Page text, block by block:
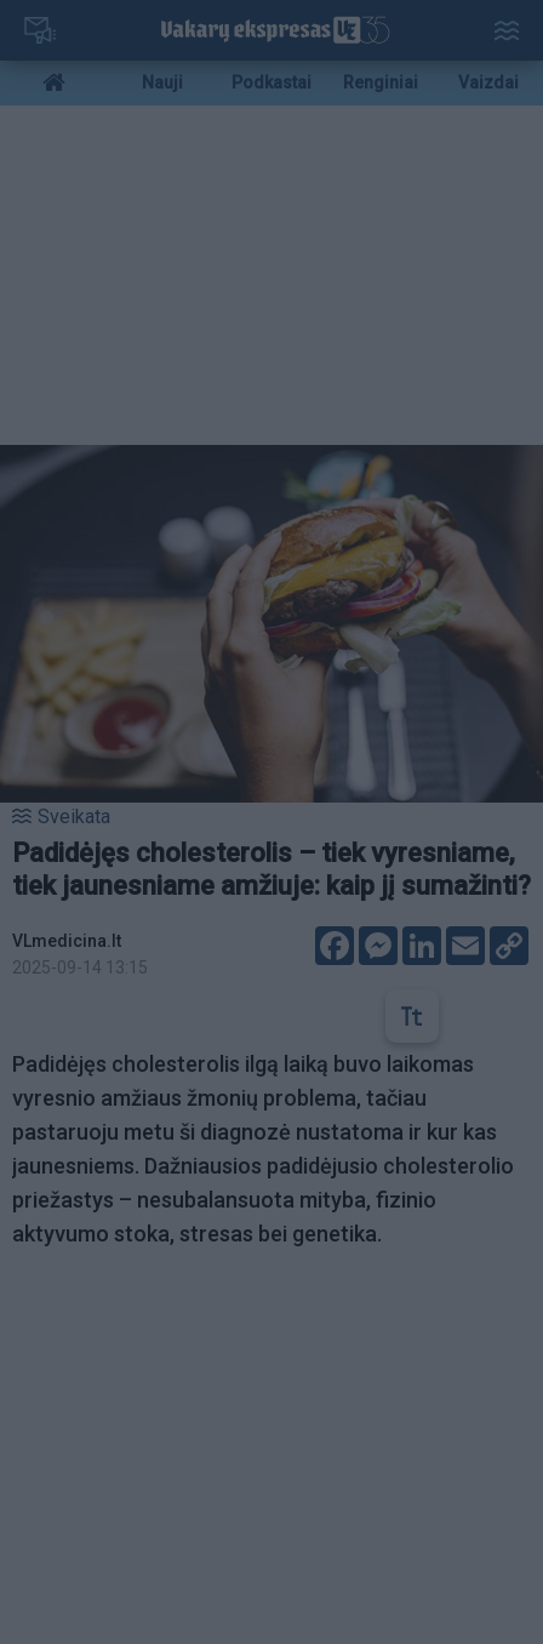
Pereiti
pagrindinį
turinį
Mobile
menu
Nauji Podkastai Renginiai Vaizdai
Sveikata
Padidėjęs cholesterolis – tiek vyresniame,
tiek jaunesniame amžiuje: kaip jį sumažinti?
VLmedicina.lt
2025-09-14 13:15
FacebookMessenger
LinkedIn
Email
Padidėjęs cholesterolis ilgą laiką buvo laikomas
vyresnio amžiaus žmonių problema, tačiau
pastaruoju metu ši diagnozė nustatoma ir kur kas
jaunesniems. Dažniausios padidėjusio cholesterolio
priežastys – nesubalansuota mityba, fizinio
aktyvumo stoka, stresas bei genetika.